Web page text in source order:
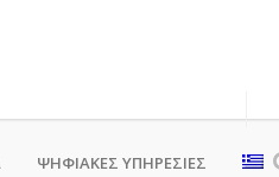
ΨΗΦΙΑΚΈΣ ΥΠΗΡΕΣΊΕΣ